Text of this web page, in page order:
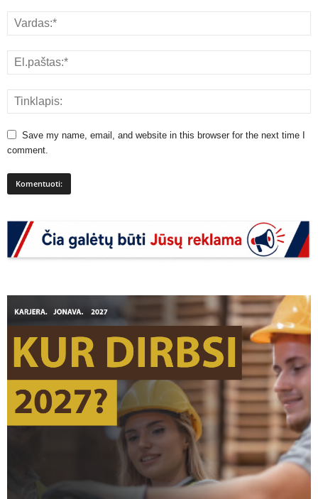
Save my name, email, and website in this browser for the next time I
comment.